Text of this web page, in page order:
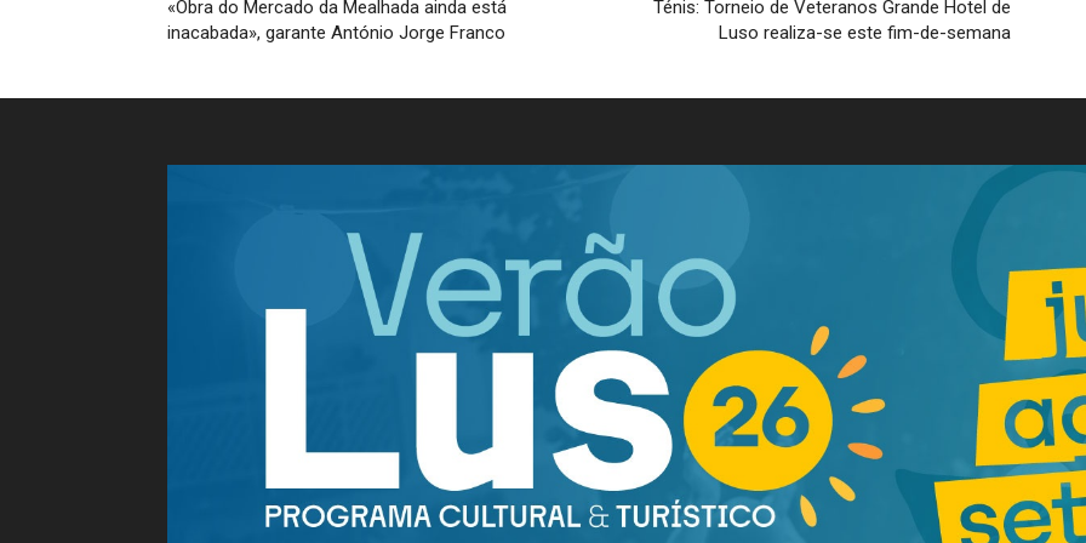
«Obra do Mercado da Mealhada ainda está
inacabada», garante António Jorge Franco
Ténis: Torneio de Veteranos Grande Hotel de
Luso realiza-se este fim-de-semana